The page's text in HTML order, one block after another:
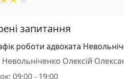
запитання
роботи адвоката
Невольніченко Олексій
09:00 - 19:00